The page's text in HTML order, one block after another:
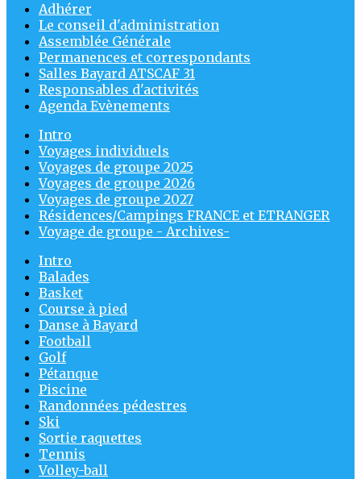
Adhérer
Le conseil d'administration
Assemblée Générale
Permanences et correspondants
Salles Bayard ATSCAF 31
Responsables d'activités
Agenda Evènements
Intro
Voyages individuels
Voyages de groupe 2025
Voyages de groupe 2026
Voyages de groupe 2027
Résidences/Campings FRANCE et ETRANGER
Voyage de groupe - Archives-
Intro
Balades
Basket
Course à pied
Danse à Bayard
Football
Golf
Pétanque
Piscine
Randonnées pédestres
Ski
Sortie raquettes
Tennis
Volley-ball